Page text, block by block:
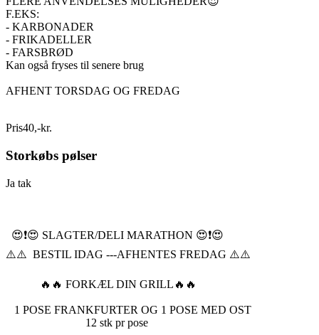
F.EKS:
- KARBONADER
- FRIKADELLER
- FARSBRØD
Kan også fryses til senere brug
AFHENT TORSDAG OG FREDAG
Pris40,-kr.
Storkøbs pølser
Ja tak
😍❗️😍 SLAGTER/DELI MARATHON 😍❗️😍
⚠️⚠️ BESTIL IDAG ---AFHENTES FREDAG ⚠️⚠️
🔥🔥 FORKÆL DIN GRILL🔥🔥
1 POSE FRANKFURTER OG 1 POSE MED OST
12 stk pr pose